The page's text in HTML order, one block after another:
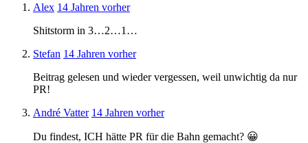
Alex 14 Jahren vorher
Shitstorm in 3…2…1…
Stefan 14 Jahren vorher
Beitrag gelesen und wieder vergessen, weil unwichtig da nur
PR!
André Vatter 14 Jahren vorher
Du findest, ICH hätte PR für die Bahn gemacht? 😀